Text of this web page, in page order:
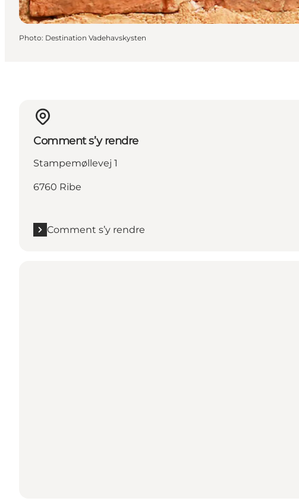
Photo: Destination Vadehavskysten
Comment s’y rendre
Stampemøllevej 1
6760 Ribe
Comment s’y rendre